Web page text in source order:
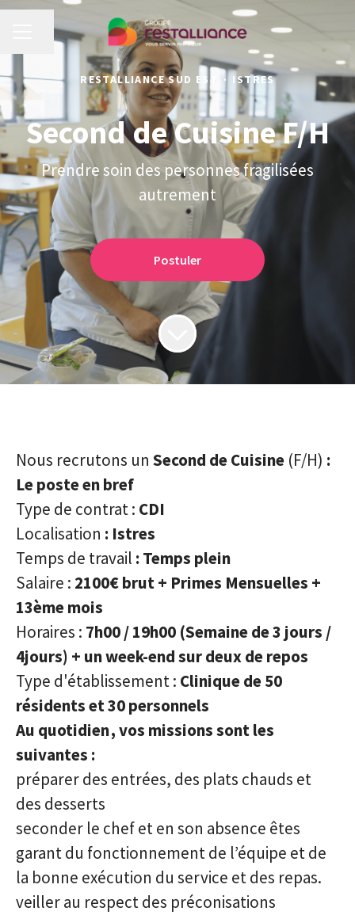
MENU CARRIÈRE
Partager la page
RESTALLIANCE SUD EST · ISTRES
Second de Cuisine F/H
Prendre soin des personnes fragilisées
autrement
Postuler
Nous recrutons un Second de Cuisine (F/H) :
Le poste en bref
Type de contrat : CDI
Localisation : Istres
Temps de travail : Temps plein
Salaire : 2100€brut + Primes Mensuelles +
13ème mois
Horaires : 7h00 / 19h00 (Semaine de 3 jours /
4jours) + un week-end sur deux de repos
Type d'établissement : Clinique de50
résidents et 30 personnels
Au quotidien , vos missions sont les
suivantes :
préparer des entrées, des plats chauds et
des desserts
seconder le chef et en son absence êtes
garant du fonctionnement de l’équipe et de
la bonne exécution du service et des repas.
veiller au respect des préconisations